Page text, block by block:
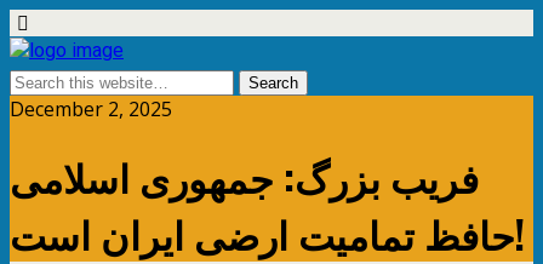
December 2, 2025
فریب بزرگ: جمهوری اسلامی
حافظ تمامیت ارضی ایران است!